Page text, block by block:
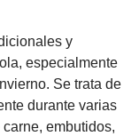
y
especialmente
Se trata de
durante varias
embutidos,